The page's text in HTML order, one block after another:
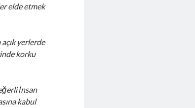
elde etmek
yerlerde
korku
İnsan
kabul